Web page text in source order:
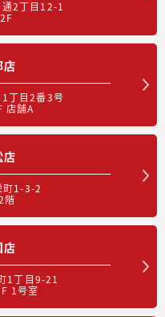
2丁目12-1
店
丁目2番3号
店舗A
店
町1-3-2
階
店
1丁目9-21
1号室